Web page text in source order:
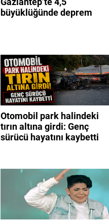
büyüklüğünde deprem
Otomobil park halindeki
tırın altına girdi: Genç
sürücü hayatını kaybetti